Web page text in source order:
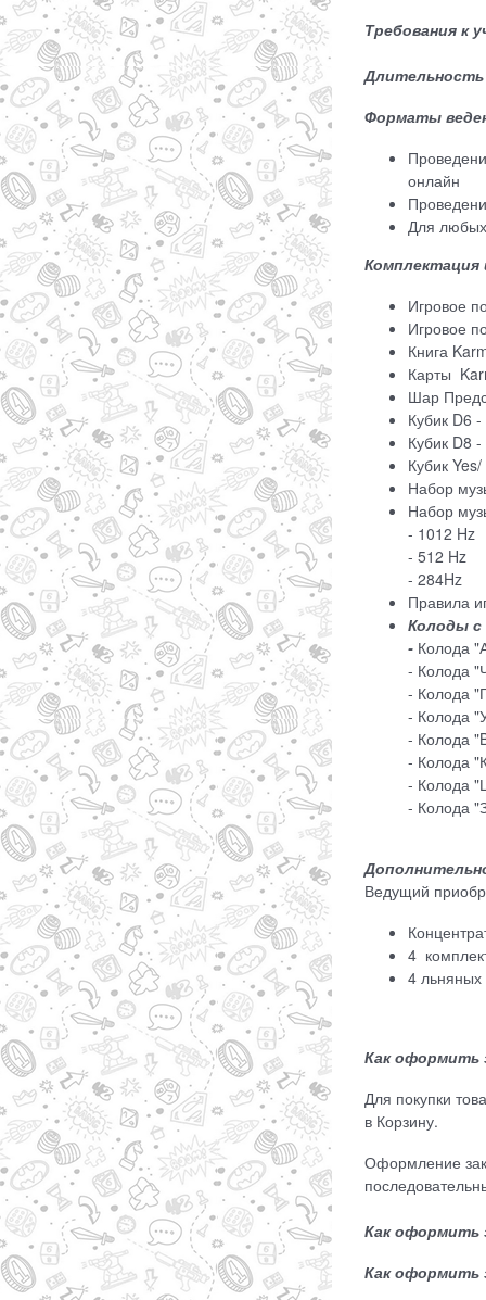
Требования к
Форматы
онлайн
Для любых
Комплектация
Игровое
Игровое
Книга
Карты
Шар
Кубик D6
Кубик D8
Кубик
Набор
Набор
- 1012 Hz
- 512 Hz
- 284Hz
Правила
Колоды с
- Колода
- Колода
- Колода
- Колода
- Колода
- Колода
- Колода
- Колода
Ведущий
4
4
Как оформить
Для покупки
в Корзину.
Оформление
Как оформить
Как оформить